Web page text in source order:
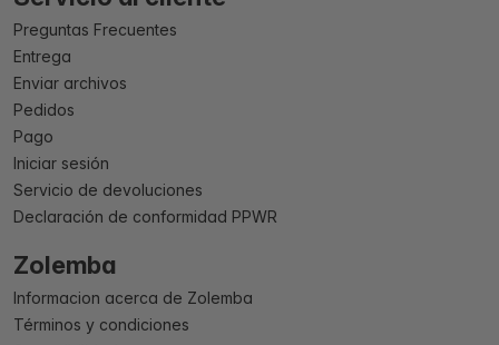
Preguntas Frecuentes
Entrega
Enviar archivos
Pedidos
Pago
Iniciar sesión
Servicio de devoluciones
Declaración de conformidad PPWR
Zolemba
Informacion acerca de Zolemba
Términos y condiciones